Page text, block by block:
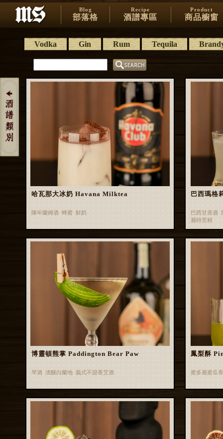
Blog
部落格
Recipe
酒譜專區
Product
商品櫥窗
Vodka Gin Rum Tequila
哈瓦那大冰奶 Havana Milktea
陳年蘭姆酒 蜂蜜 鮮奶
巴西瑪
巴西甘蔗酒
麗特苦精
博靈頓熊掌 Paddington Bear Paw
琴酒 渣釀白蘭地 義式不甜香艾酒
鳳梨酥
蜜多麗蜜瓜